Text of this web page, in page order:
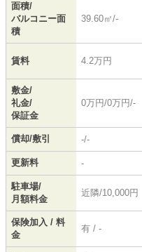
面積/
バルコニー面
積
39.60㎡/-
賃料 4.2万円
敷金/
礼金/
保証金
0万円/0万円/-
償却/敷引 -/-
更新料 -
駐車場/
月額料金
近隣/10,000円
保険加入 / 料
金
有 / -